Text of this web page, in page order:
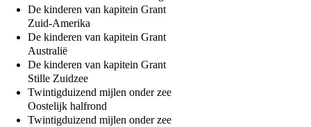
De kinderen van kapitein Grant
Zuid-Amerika
De kinderen van kapitein Grant
Australië
De kinderen van kapitein Grant
Stille Zuidzee
Twintigduizend mijlen onder zee
Oostelijk halfrond
Twintigduizend mijlen onder zee